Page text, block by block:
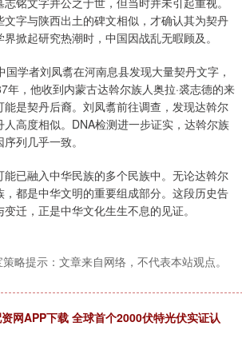
字与陕西出土的碑文相似，才确认其为契丹
掀起研究热潮时，中国因战乱无暇顾及。
学者刘凤翥在河南息县发现大量契丹文字，
年，他收到内蒙古达斡尔族人奥拉·裘志德的来
是契丹后裔。刘凤翥前往调查，发现达斡尔
高度相似。DNA检测进一步证实，达斡尔族
列几乎一致。
已融入中华民族的多个民族中。无论达斡尔
都是中华文明的重要组成部分。这段历史告
迁，正是中华文化生生不息的见证。
策略提示：文章来自网络，不代表本站观点。
网APP下载 全球首个2000伏特光伏实证认